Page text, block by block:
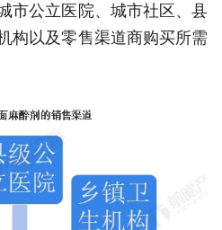
市公立医院、城市社区、县
构以及零售渠道商购买所需